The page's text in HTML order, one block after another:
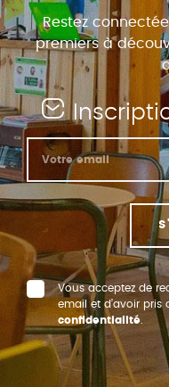
Restez
premiers à
Vous acceptez de
email et d’avoir
confidentialité